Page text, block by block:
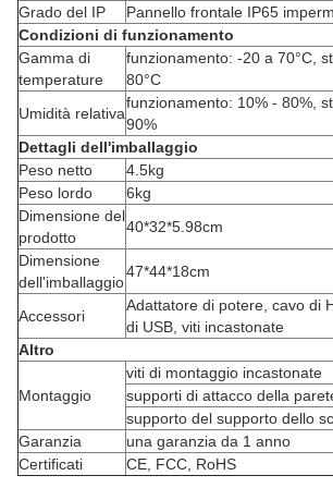
Grado del IP
Pannello frontale IP65
Condizioni di funzionamento
Gamma di
temperature
funzionamento: -20 a 70°C,
80°C
Umidità relativa
funzionamento: 10% - 80%,
90%
Dettagli dell'imballaggio
Peso netto
4.5kg
Peso lordo
6kg
Dimensione del
prodotto
40*32*5.98cm
Dimensione
dell'imballaggio
47*44*18cm
Accessori
Adattatore di potere, cavo di
di USB, viti incastonate
Altro
Montaggio
viti di montaggio incastonate
supporti di attacco della
supporto del supporto dello
Garanzia
una garanzia da 1 anno
Certificati
CE, FCC, RoHS